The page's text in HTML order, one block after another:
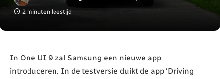
2 minuten leestijd
In One UI 9 zal Samsung een nieuwe app
introduceren. In de testversie duikt de app ‘Driving